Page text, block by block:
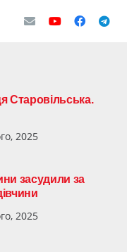
Старовільська.
2025
засудили за
2025